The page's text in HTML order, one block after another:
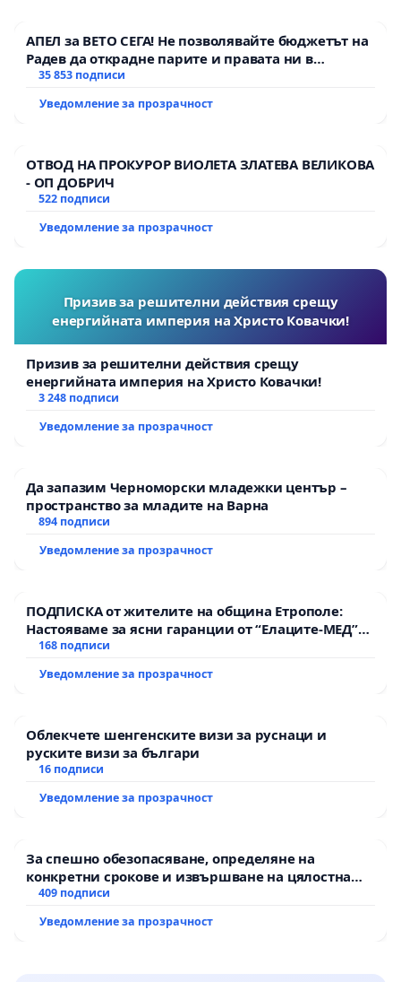
АПЕЛ за ВЕТО СЕГА! Не позволявайте бюджетът на
Радев да открадне парите и правата ни в
тъмното
35 853 подписи
Уведомление за прозрачност
ОТВОД НА ПРОКУРОР ВИОЛЕТА ЗЛАТЕВА ВЕЛИКОВА
- ОП ДОБРИЧ
522 подписи
Уведомление за прозрачност
Призив за решителни действия срещу
енергийната империя на Христо Ковачки!
Призив за решителни действия срещу
енергийната империя на Христо Ковачки!
3 248 подписи
Уведомление за прозрачност
Да запазим Черноморски младежки център –
пространство за младите на Варна
894 подписи
Уведомление за прозрачност
ПОДПИСКА от жителите на община Етрополе:
Настояваме за ясни гаранции от “Елаците-МЕД”
АД и от държавата, че ще се изпълнят всички
168 подписи
Уведомление за прозрачност
Облекчете шенгенските визи за руснаци и
руските визи за българи
16 подписи
Уведомление за прозрачност
За спешно обезопасяване, определяне на
конкретни срокове и извършване на цялостна
рехабилитация на републиканския път между
Мирово - к.к. Момин проход
409 подписи
Уведомление за прозрачност